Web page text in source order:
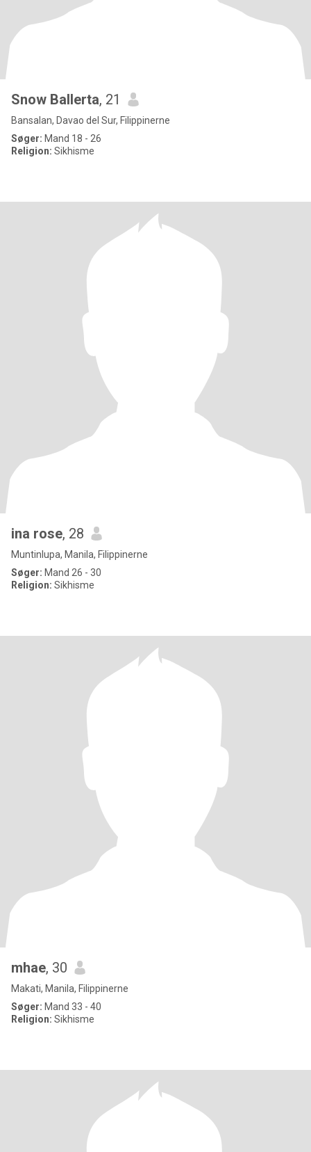
Snow Ballerta, 21
Bansalan, Davao del Sur, Filippinerne
Søger: Mand 18 - 26
Religion: Sikhisme
ina rose, 28
Muntinlupa, Manila, Filippinerne
Søger: Mand 26 - 30
Religion: Sikhisme
mhae, 30
Makati, Manila, Filippinerne
Søger: Mand 33 - 40
Religion: Sikhisme